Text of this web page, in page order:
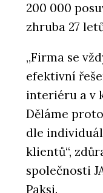
200 000
zhruba 27
„Firma se
efektivní
interiéru a v
Děláme
dle
klientů“,
společnosti
Paksi.